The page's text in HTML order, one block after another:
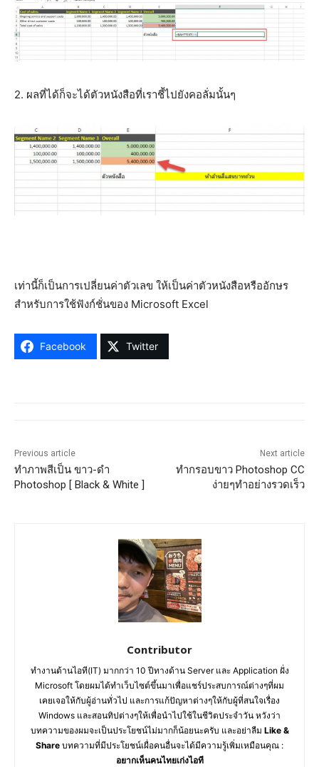
2. ผลที่ได้ก็จะได้ตัวหนังสือที่เราชี้ไปยังคอลั่มนั้นๆ
เท่านี้ก็เป็นการเปลี่ยนค่าตัวเลข ให้เป็นค่าตัวหนังสือหรืออักษร
สำหรับการใช้ฟังก์ชั่นของ Microsoft Excel
Facebook Twitter
Previous article
ทำภาพสีเป็น ขาว-ดำ
Photoshop [ Black & White ]
Next article
ทำกรอบขาว Photoshop CC
ง่ายๆทำอย่างรวดเร็ว
Contributor
ทำงานด้านไอที(IT) มากกว่า 10 ปีทางด้าน Server และ Application ฝั่ง
Microsoft โดยผมได้ทำเว็บไซต์ขึ้นมาเพื่อแชร์ประสบการณ์ต่างๆที่ผม
เคยเจอให้กับผู้อ่านทั่วไป และการแก้ปัญหาต่างๆให้กับผู้ที่สนใจเรื่อง
Windows และสอนทิปต่างๆให้เพื่อนำไปใช้ในชีวิตประจำวัน หวังว่า
บทความของผมจะเป็นประโยชน์ไม่มากก็น้อยนะครับ และอย่าลืม Like &
Share บทความที่มีประโยชน์เผื่อคนอื่นจะได้มีความรู้เพิ่มเหมือนคุณ :
อยากเห็นคนไทยเก่งไอที